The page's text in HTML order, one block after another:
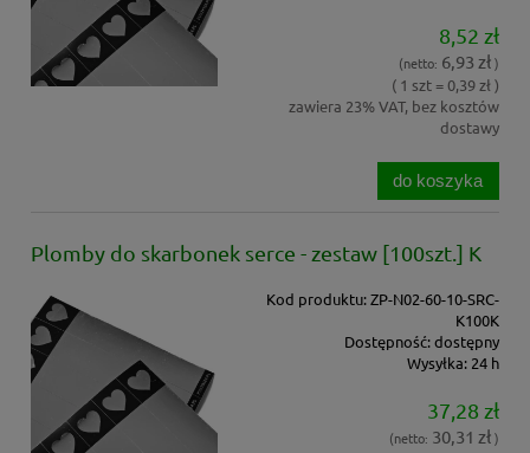
8,52 zł
(netto: 6,93 zł)
( 1 szt = 0,39 zł )
zawiera 23% VAT, bez kosztów
dostawy
do koszyka
Plomby do skarbonek serce - zestaw [100szt.] K
Kod produktu: ZP-N02-60-10-SRC-
K100K
Dostępność:dostępny
Wysyłka: 24 h
37,28 zł
(netto: 30,31 zł)